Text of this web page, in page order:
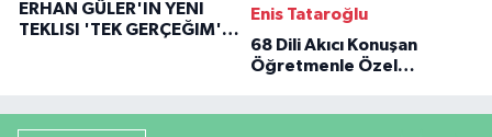
ERHAN GÜLER'IN YENI
TEKLISI 'TEK GERÇEĞIM'LE
Enis Tataroğlu
68 Dili Akıcı Konuşan
Öğretmenle Özel